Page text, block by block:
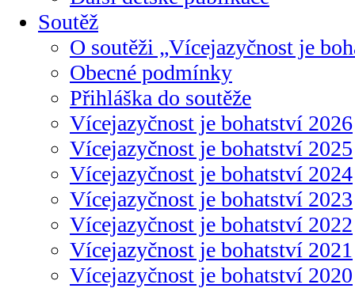
Soutěž
O soutěži „Vícejazyčnost je
Obecné podmínky
Přihláška do soutěže
Vícejazyčnost je bohatství 2026
Vícejazyčnost je bohatství 2025
Vícejazyčnost je bohatství 2024
Vícejazyčnost je bohatství 2023
Vícejazyčnost je bohatství 2022
Vícejazyčnost je bohatství 2021
Vícejazyčnost je bohatství 2020